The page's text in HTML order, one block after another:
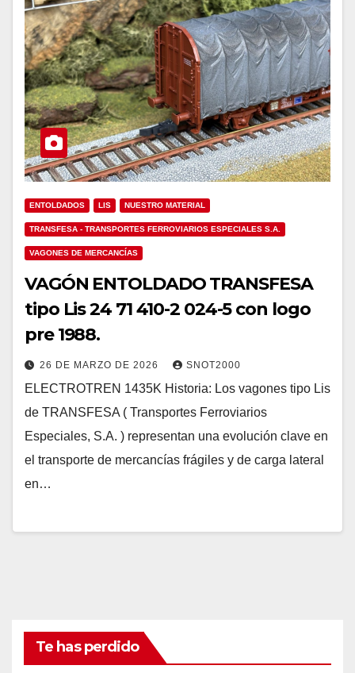
ENTOLDADOS LIS NUESTRO MATERIAL
TRANSFESA - TRANSPORTES FERROVIARIOS ESPECIALES S.A.
VAGONES DE MERCANCÍAS
VAGÓN ENTOLDADO TRANSFESA
tipo Lis 24 71 410-2 024-5 con logo
pre 1988.
26 DE MARZO DE 2026 SNOT2000
ELECTROTREN 1435K Historia: Los vagones tipo Lis
de TRANSFESA ( Transportes Ferroviarios
Especiales, S.A. ) representan una evolución clave en
el transporte de mercancías frágiles y de carga lateral
en…
Te has perdido